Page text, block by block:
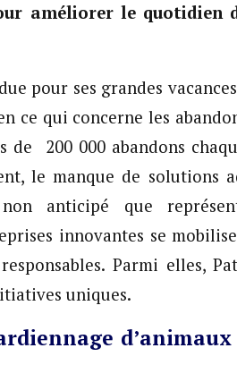
améliorer le quotidien
pour ses grandes
ce qui concerne les
de 200 000 abandons
le manque de solutions
anticipé que
innovantes se
Parmi elles,
uniques.